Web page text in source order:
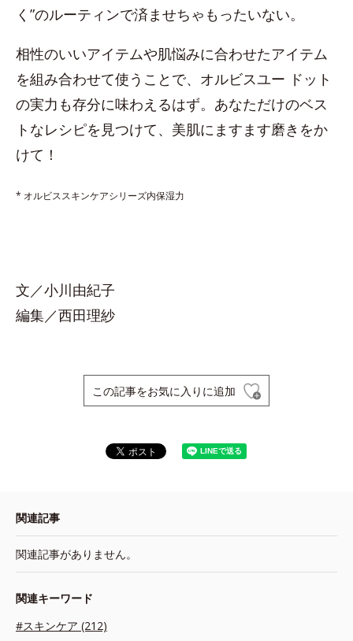
く”のルーティンで済ませちゃもったいない。
相性のいいアイテムや肌悩みに合わせたアイテム
を組み合わせて使うことで、オルビスユー ドット
の実力も存分に味わえるはず。あなただけのベス
トなレシピを見つけて、美肌にますます磨きをか
けて！
* オルビススキンケアシリーズ内保湿力
文／小川由紀子
編集／西田理紗
この記事をお気に入りに追加
関連記事
関連記事がありません。
関連キーワード
#スキンケア (212)